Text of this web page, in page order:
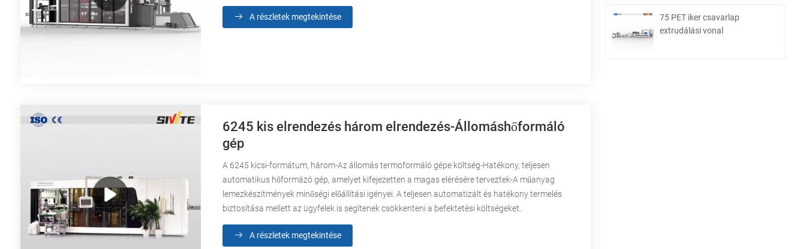
A részletek megtekintése
6245 kis elrendezés három elrendezés-Állomáshőformáló
gép
A 6245 kicsi-formátum, három-Az állomás termoformáló gépe költség-Hatékony, teljesen
automatikus hőformázó gép, amelyet kifejezetten a magas elérésére terveztek-A műanyag
lemezkészítmények minőségi előállítási igényei. A teljesen automatizált és hatékony termelés
biztosítása mellett az ügyfelek is segítenek csökkenteni a befektetési költségeket.
A részletek megtekintése
75 PET iker csavarlap
extrudálási vonal